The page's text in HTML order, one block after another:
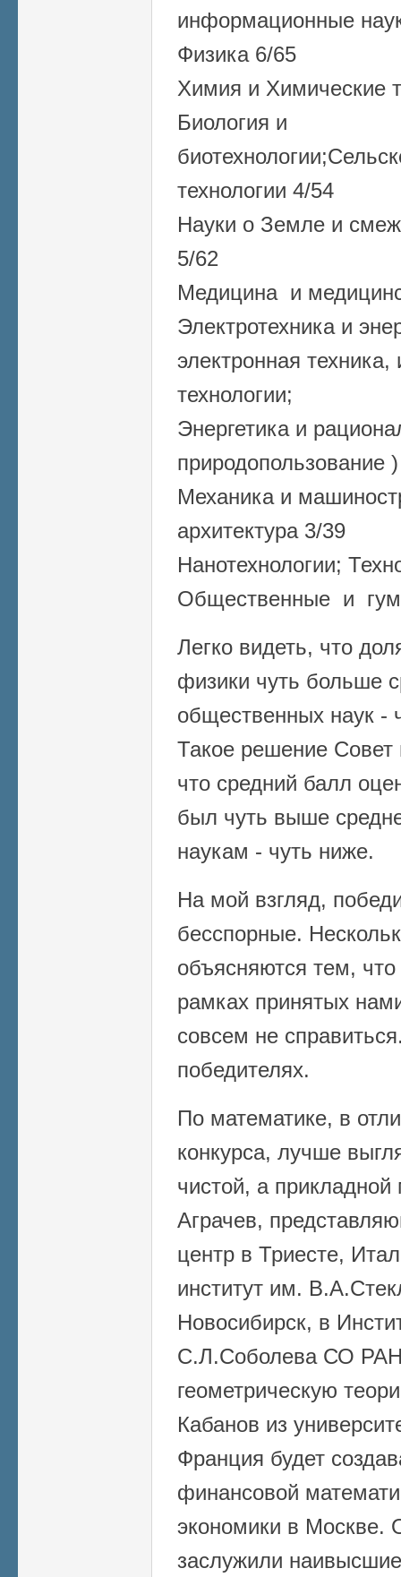
информационные
Физика 6/65
Химия и Химические
Биология и
технологии 4/54
Науки о Земле и
5/62
Медицина и
Электротехника и
электронная
технологии;
Энергетика и
природопользование
Механика и
архитектура 3/39
Нанотехнологии;
Общественные и
Легко видеть, что
физики чуть больше
общественных наук -
Такое решение Совет
что средний балл
был чуть выше
наукам - чуть ниже.
На мой взгляд,
бесспорные.
объясняются тем,
рамках принятых
совсем не
победителях.
По математике, в
конкурса, лучше
чистой, а
Аграчев,
центр в Триесте,
институт им.
Новосибирск, в
С.Л.Соболева СО
геометрическую
Кабанов из
Франция будет
финансовой
экономики в Москве.
заслужили